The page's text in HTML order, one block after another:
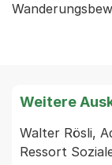
Weitere
Walter Rösli,
Ressort